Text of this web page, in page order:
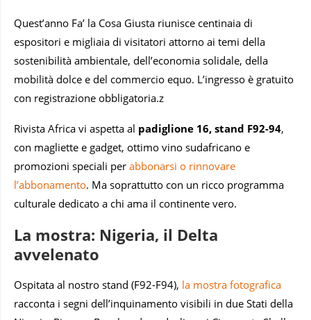
Quest’anno Fa’ la Cosa Giusta riunisce centinaia di
espositori e migliaia di visitatori attorno ai temi della
sostenibilità ambientale, dell’economia solidale, della
mobilità dolce e del commercio equo. L’ingresso è gratuito
con registrazione obbligatoria.z
Rivista Africa vi aspetta al padiglione 16, stand F92-94,
con magliette e gadget, ottimo vino sudafricano e
promozioni speciali per abbonarsi o rinnovare
l’abbonamento. Ma soprattutto con un ricco programma
culturale dedicato a chi ama il continente vero.
La mostra: Nigeria, il Delta
avvelenato
Ospitata al nostro stand (F92-F94), la mostra fotografica
racconta i segni dell’inquinamento visibili in due Stati della